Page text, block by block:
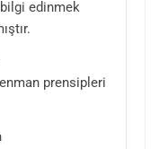
edinmek
prensipleri